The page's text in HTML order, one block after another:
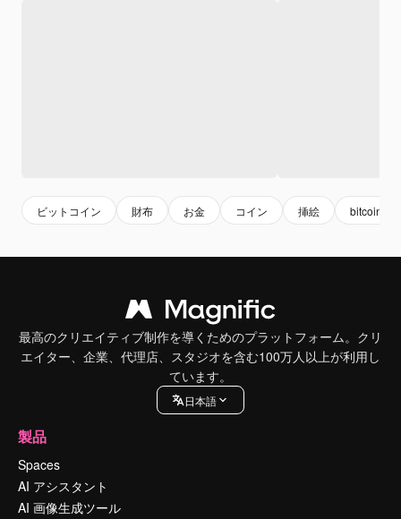
ビットコイン 財布 お金 コイン 挿絵 bitcoin
最高のクリエイティブ制作を導くためのプラットフォーム。クリ
エイター、企業、代理店、スタジオを含む100万人以上が利用し
ています。
日本語
製品
Spaces
AI アシスタント
AI 画像生成ツール